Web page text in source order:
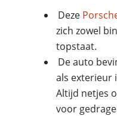
Deze
zich zowel
topstaat.
De auto
als exterieur
Altijd netjes
voor